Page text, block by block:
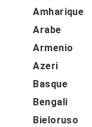
Amharique
Arabe
Armenio
Azeri
Basque
Bengali
Bieloruso